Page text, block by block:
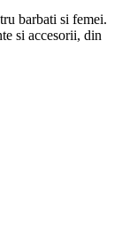
barbati si femei.
si accesorii, din